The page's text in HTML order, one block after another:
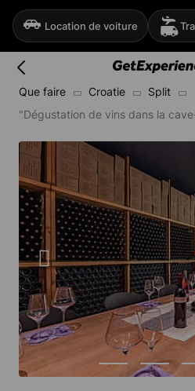
Location de voiture
Que faire Croatie
Split
"Dégustation de vins dans la